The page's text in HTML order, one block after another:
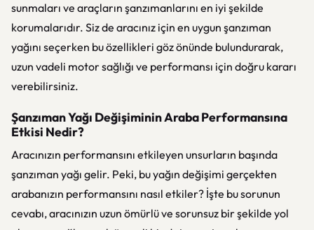
sunmaları ve araçların şanzımanlarını en iyi şekilde
korumalarıdır. Siz de aracınız için en uygun şanzıman
yağını seçerken bu özellikleri göz önünde bulundurarak,
uzun vadeli motor sağlığı ve performansı için doğru kararı
verebilirsiniz.
Şanzıman Yağı Değişiminin Araba Performansına
Etkisi Nedir?
Aracınızın performansını etkileyen unsurların başında
şanzıman yağı gelir. Peki, bu yağın değişimi gerçekten
arabanızın performansını nasıl etkiler? İşte bu sorunun
cevabı, aracınızın uzun ömürlü ve sorunsuz bir şekilde yol